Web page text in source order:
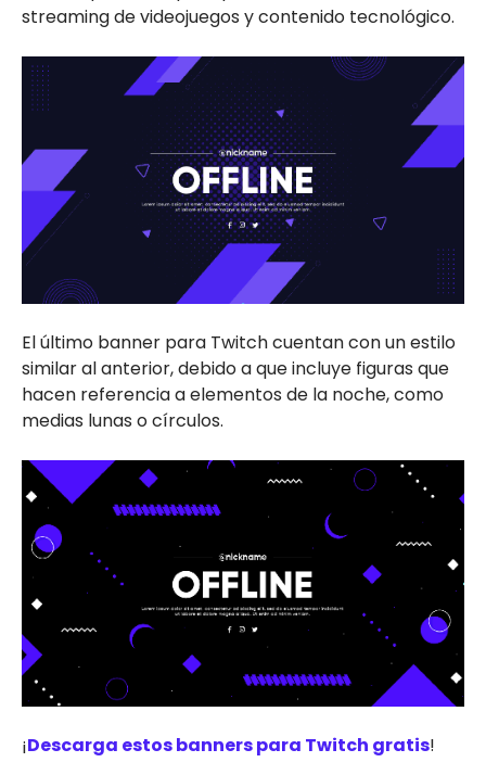
streaming de videojuegos y contenido tecnológico.
El último banner para Twitch cuentan con un estilo
similar al anterior, debido a que incluye figuras que
hacen referencia a elementos de la noche, como
medias lunas o círculos.
¡Descarga estos banners para Twitch gratis!